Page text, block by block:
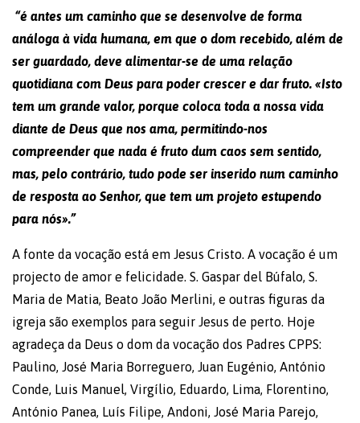
“é antes um caminho que se desenvolve de forma
análoga à vida humana, em que o dom recebido, além de
ser guardado, deve alimentar-se de uma relação
quotidiana com Deus para poder crescer e dar fruto. «Isto
tem um grande valor, porque coloca toda a nossa vida
diante de Deus que nos ama, permitindo-nos
compreender que nada é fruto dum caos sem sentido,
mas, pelo contrário, tudo pode ser inserido num caminho
de resposta ao Senhor, que tem um projeto estupendo
para nós».”
A fonte da vocação está em Jesus Cristo. A vocação é um
projecto de amor e felicidade. S. Gaspar del Búfalo, S.
Maria de Matia, Beato João Merlini, e outras figuras da
igreja são exemplos para seguir Jesus de perto. Hoje
agradeça da Deus o dom da vocação dos Padres CPPS:
Paulino, José Maria Borreguero, Juan Eugénio, António
Conde, Luis Manuel, Virgílio, Eduardo, Lima, Florentino,
António Panea, Luís Filipe, Andoni, José Maria Parejo,